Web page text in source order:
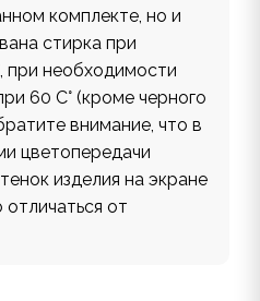
комплекте, но и
стирка при
при необходимости
60 С° (кроме черного
внимание, что в
цветопередачи
изделия на экране
от